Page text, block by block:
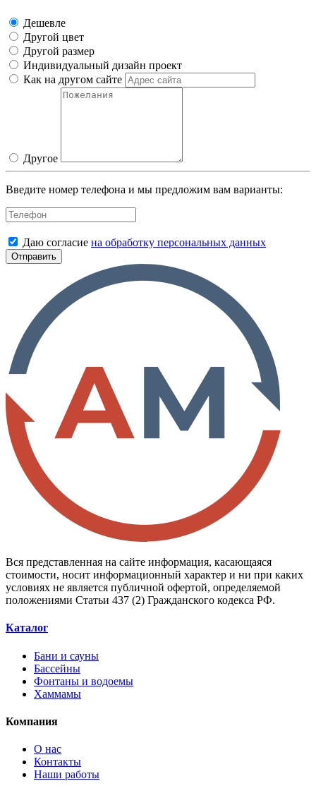
Дешевле
Другой цвет
Другой размер
Индивидуальный дизайн проект
Как на другом сайте
Другое
Введите номер телефона и мы предложим вам варианты:
Даю согласие на обработку персональных данных
Отправить
Вся представленная на сайте информация, касающаяся
стоимости, носит информационный характер и ни при каких
условиях не является публичной офертой, определяемой
положениями Статьи 437 (2) Гражданского кодекса РФ.
Каталог
Бани и сауны
Бассейны
Фонтаны и водоемы
Хаммамы
Компания
О нас
Контакты
Наши работы